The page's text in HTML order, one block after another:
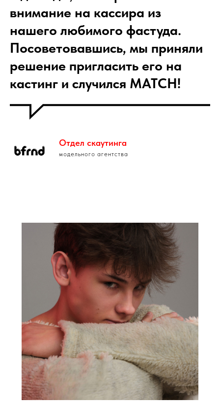
внимание на кассира из
нашего любимого фастуда.
Посоветовавшись, мы приняли
решение пригласить его на
кастинг и случился MATCH!
Отдел скаутинга
модельного агентства